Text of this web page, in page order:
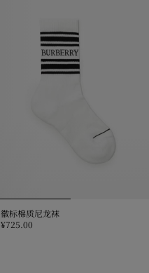
徽标棉质尼龙袜
¥725.00